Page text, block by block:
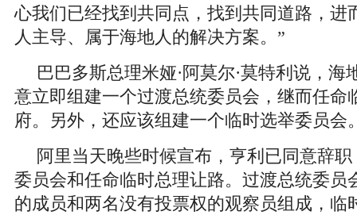
心我们已经找到共同点，找到共同道路，进
人主导、属于海地人的解决方案。”
巴巴多斯总理米娅·阿莫尔·莫特利说，海
意立即组建一个过渡总统委员会，继而任命
府。另外，还应该组建一个临时选举委员会
阿里当天晚些时候宣布，亨利已同意辞
委员会和任命临时总理让路。过渡总统委员
的成员和两名没有投票权的观察员组成，临